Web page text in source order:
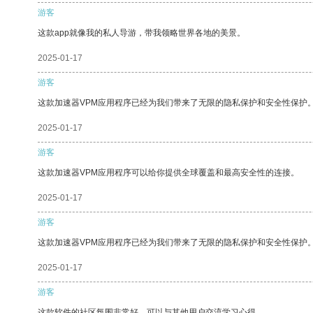
游客
这款app就像我的私人导游，带我领略世界各地的美景。
2025-01-17
游客
这款加速器VPM应用程序已经为我们带来了无限的隐私保护和安全性保护
2025-01-17
游客
这款加速器VPM应用程序可以给你提供全球覆盖和最高安全性的连接。
2025-01-17
游客
这款加速器VPM应用程序已经为我们带来了无限的隐私保护和安全性保护
2025-01-17
游客